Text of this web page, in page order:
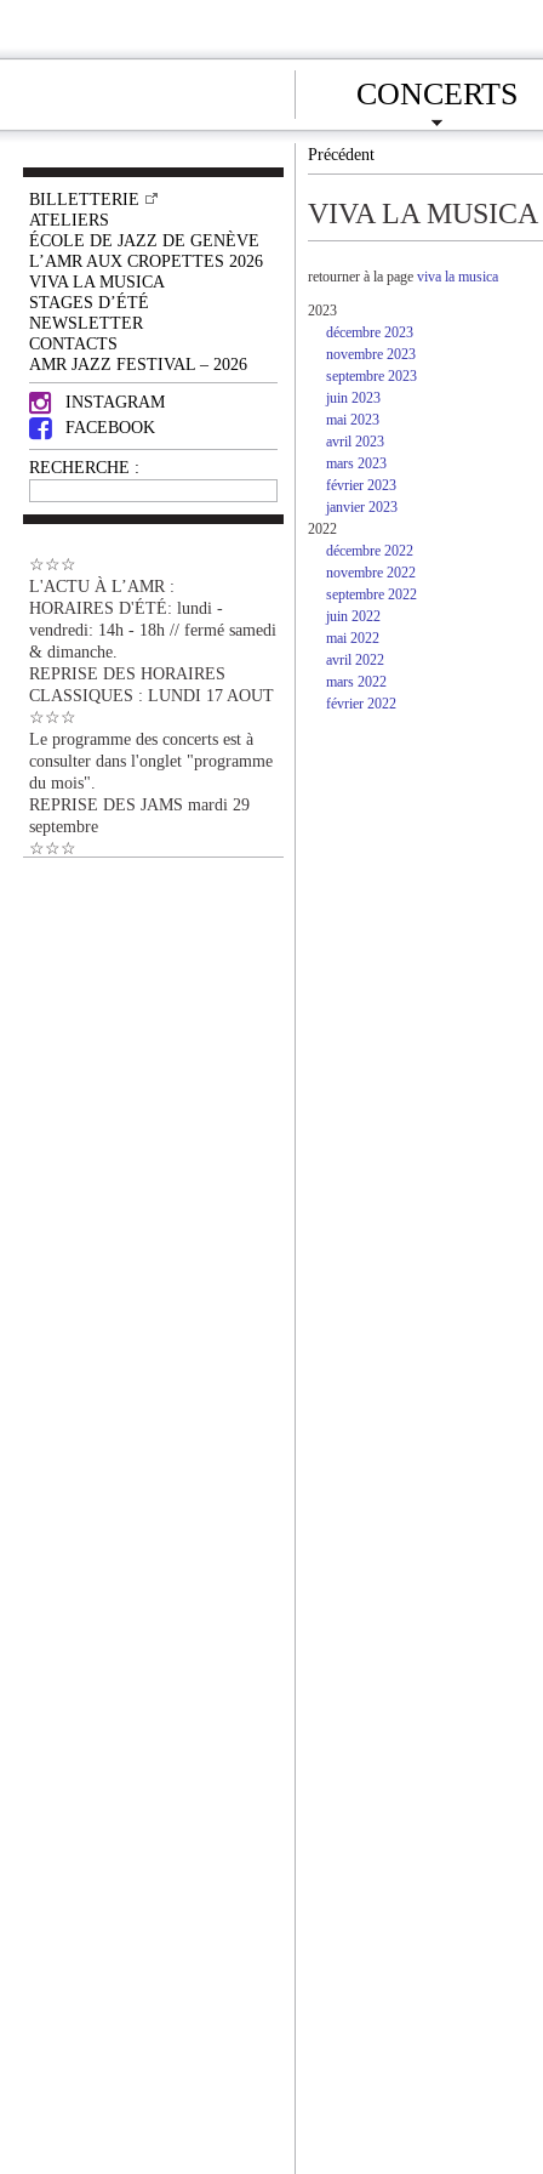
CONCERTS
BILLETTERIE
ATELIERS
ÉCOLE DE JAZZ DE GENÈVE
L’AMR AUX CROPETTES 2026
VIVA LA MUSICA
STAGES D’ÉTÉ
NEWSLETTER
CONTACTS
AMR JAZZ FESTIVAL – 2026
INSTAGRAM
FACEBOOK
RECHERCHE :
☆☆☆
L'ACTU À L’AMR :
HORAIRES D'ÉTÉ: lundi -
vendredi: 14h - 18h // fermé samedi
& dimanche.
REPRISE DES HORAIRES
CLASSIQUES : LUNDI 17 AOUT
☆☆☆
Le programme des concerts est à
consulter dans l'onglet "programme
du mois".
REPRISE DES JAMS mardi 29
septembre
☆☆☆
Précédent
VIVA LA MUSICA
retourner à la page viva la musica
2023
décembre 2023
novembre 2023
septembre 2023
juin 2023
mai 2023
avril 2023
mars 2023
février 2023
janvier 2023
2022
décembre 2022
novembre 2022
septembre 2022
juin 2022
mai 2022
avril 2022
mars 2022
février 2022